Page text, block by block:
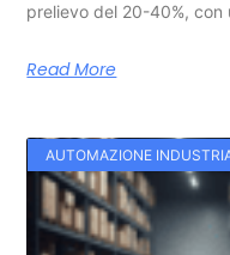
prelievo del 20-40%, con
Read More
AUTOMAZIONE